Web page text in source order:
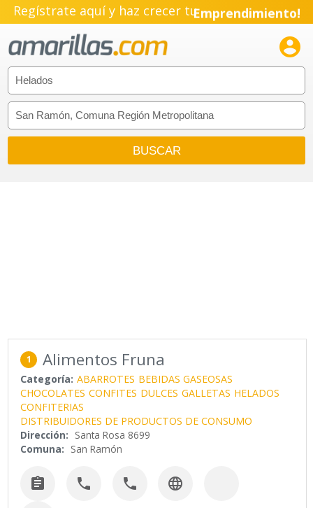
Regístrate aquí y haz crecer tuEmprendimiento!

1 Alimentos Fruna
Categoría: ABARROTES BEBIDAS GASEOSAS
CHOCOLATES CONFITES DULCES GALLETAS HELADOS
CONFITERIAS
DISTRIBUIDORES DE PRODUCTOS DE CONSUMO
Dirección: Santa Rosa 8699
Comuna: San Ramón
   